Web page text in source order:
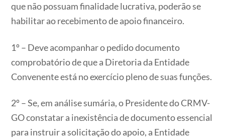
que não possuam finalidade lucrativa, poderão se
habilitar ao recebimento de apoio financeiro.
1º – Deve acompanhar o pedido documento
comprobatório de que a Diretoria da Entidade
Convenente está no exercício pleno de suas funções.
2º – Se, em análise sumária, o Presidente do CRMV-
GO constatar a inexistência de documento essencial
para instruir a solicitação do apoio, a Entidade